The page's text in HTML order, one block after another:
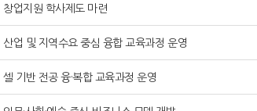
창업지원 학사제도 마련
산업 및 지역수요 중심 융합 교육과정 운영
셀 기반 전공 융·복합 교육과정 운영